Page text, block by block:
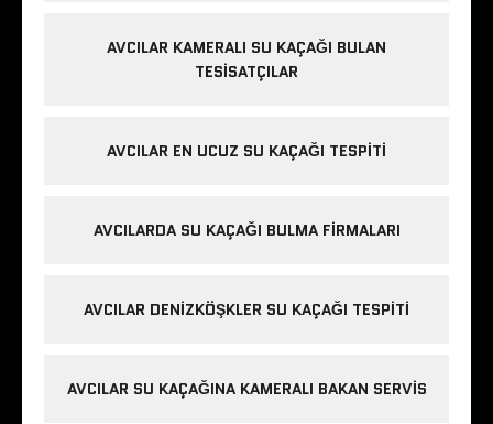
AVCILAR KAMERALI SU KAÇAĞI BULAN
TESISATÇILAR
AVCILAR EN UCUZ SU KAÇAĞI TESPITI
AVCILARDA SU KAÇAĞI BULMA FIRMALARI
AVCILAR DENIZKÖŞKLER SU KAÇAĞI TESPITI
AVCILAR SU KAÇAĞINA KAMERALI BAKAN SERVIS